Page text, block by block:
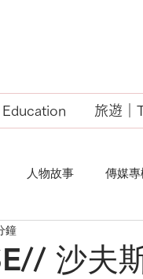
旅遊｜
人物故事 傳媒
沙夫
鐘